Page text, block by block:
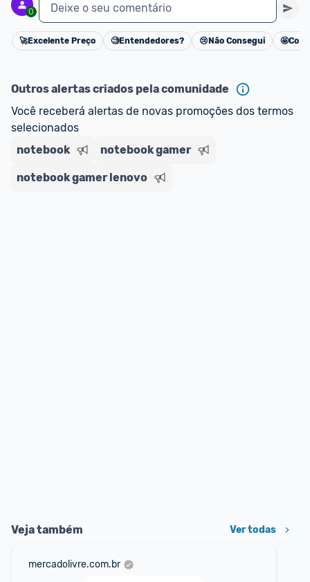
0 Deixe o seu comentário
Cancelar
🚀Excelente Preço 🧐Entendedores? 😢 Não Consegui 🤩
Outros alertas criados pela comunidade
Você receberá alertas de novas promoções dos termos
selecionados
notebook
notebook gamer
notebook gamer lenovo
Veja também Ver todas
mercadolivre.com.br